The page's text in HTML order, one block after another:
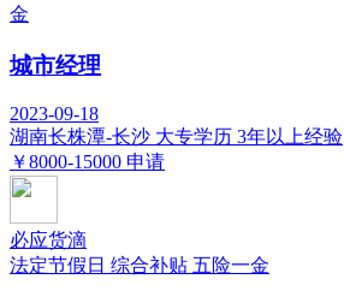
金
城市经理
2023-09-18
湖南长株潭-长沙 大专学历 3年以上经验
￥8000-15000 申请
必应货滴
法定节假日 综合补贴 五险一金